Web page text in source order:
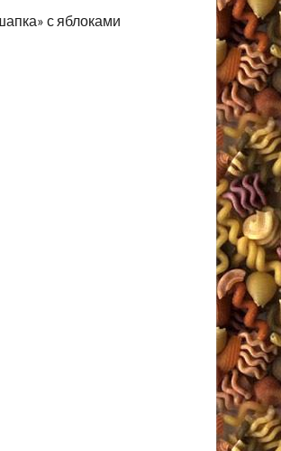
с яблоками